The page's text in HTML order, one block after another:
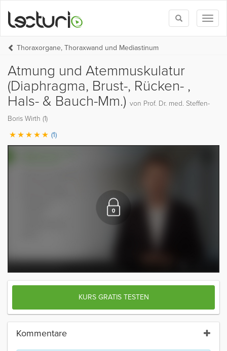
Toggle
search
Thoraxorgane, Thoraxwand und Mediastinum
Atmung und Atemmuskulatur
(Diaphragma, Brust-, Rücken- ,
Hals- & Bauch-Mm.) von Prof. Dr. med. Steffen-
Boris Wirth (1)
(1)
KURS GRATIS TESTEN
Kommentare